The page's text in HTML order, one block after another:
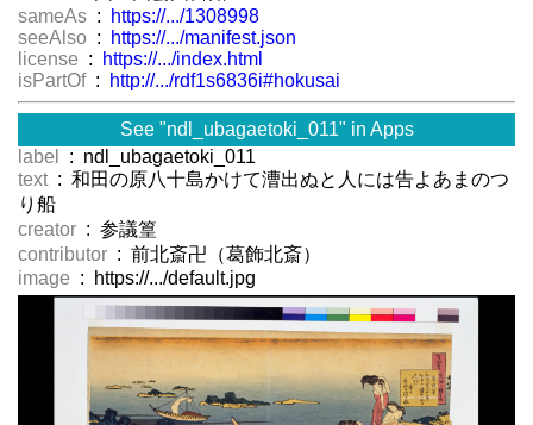
sameAs :
https://.../1308998
seeAlso :
https://.../manifest.json
license :
https://.../index.html
isPartOf : http://.../rdf1s6836i#hokusai
See "ndl_ubagaetoki_011" in Apps
label
: ndl_ubagaetoki_011
text : 和田の原八十島かけて漕出ぬと人には告よあまのつ
り船
creator : 参議篁
contributor : 前北斎卍（葛飾北斎）
image : https://.../default.jpg